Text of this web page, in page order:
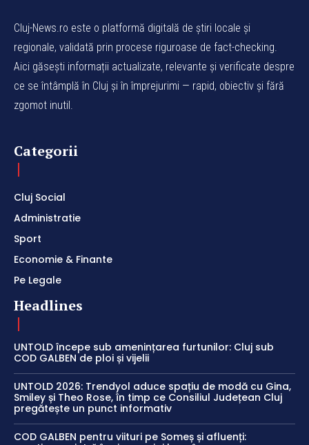
Cluj-News.ro este o platformă digitală de știri locale și
regionale, validată prin procese riguroase de fact-checking.
Aici găsești informații actualizate, relevante și verificate despre
ce se întâmplă în Cluj și în împrejurimi — rapid, obiectiv și fără
zgomot inutil.
Categorii
Cluj Social
Administratie
Sport
Economie & Finante
Pe Legale
Headlines
UNTOLD începe sub amenințarea furtunilor: Cluj sub
COD GALBEN de ploi și vijelii
UNTOLD 2026: Trendyol aduce spațiu de modă cu Gina,
Smiley și Theo Rose, în timp ce Consiliul Județean Cluj
pregătește un punct informativ
COD GALBEN pentru viituri pe Someș și afluenți: